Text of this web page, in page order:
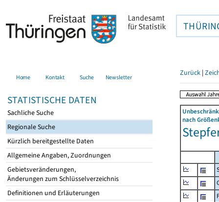
Home Kontakt Suche Newsletter
STATISTISCHE DATEN
Sachliche Suche
Regionale Suche
Kürzlich bereitgestellte Daten
Allgemeine Angaben, Zuordnungen
Gebietsveränderungen,
Änderungen zum Schlüsselverzeichnis
Definitionen und Erläuterungen
Zurück |
nach